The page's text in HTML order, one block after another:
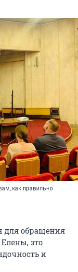
как правильно
для обращения
это
и